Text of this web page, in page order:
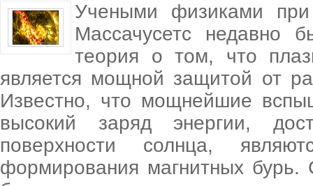
Учеными физиками при
Массачусетс недавно
теория о том, что
является мощной защитой от
Известно, что мощнейшие
высокий заряд энергии,
поверхности солнца,
формирования магнитных бурь.